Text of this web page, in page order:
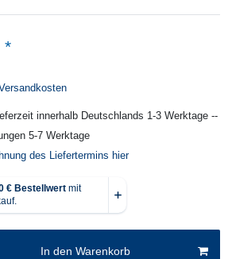
*
innerhalb Deutschlands 1-3 Werktage --
5-7 Werktage
des Liefertermins hier
In den Warenkorb